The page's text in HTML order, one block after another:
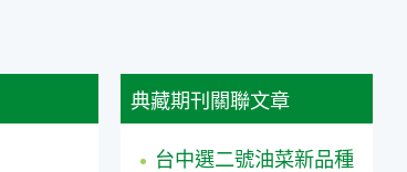
典藏期刊關聯文章
台中選二號油菜新品種